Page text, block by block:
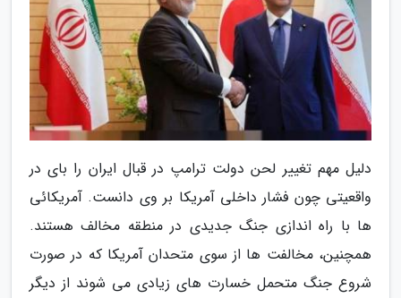
دلیل مهم تغییر لحن دولت ترامپ در قبال ایران را بای در
واقعیتی چون فشار داخلی آمریکا بر وی دانست. آمریکائی
ها با راه اندازی جنگ جدیدی در منطقه مخالف هستند.
همچنین، مخالفت ها از سوی متحدان آمریکا که در صورت
شروع جنگ متحمل خسارت های زیادی می شوند از دیگر